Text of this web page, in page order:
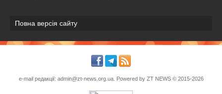
Повна версія сайту
e-mail редакції: admin@zt-news.org.ua. Powered by ZT NEWS© 2015-2026